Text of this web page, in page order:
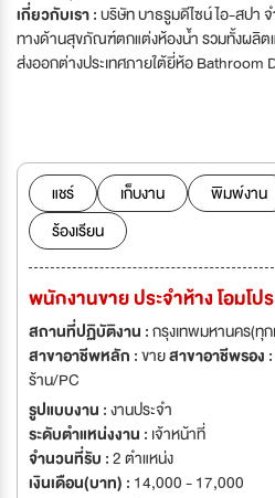
เกี่ยวกับเรา :บริษัท บาธรูมดีไซน์ ไอ-สปา
ทางด้านสุขภัณฑ์ตกแต่งห้องน้ำ รวมทั้งผลิตแ
ส่งออกต่างประเทศภายใต้ยี่ห้อ Bathroom
รางวัลหน่วยงานดีเด่นของชาติ ซึ่งขณะนี้บ
แชร์ เก็บงาน
พิมพ์งาน
ร้องเรียน
พนักงานขาย ประจำห้าง โอมโป
สถานที่ปฏิบัติงาน :กรุงเทพมหานคร(ทุก
สาขาอาชีพหลัก :ขายสาขาอาชีพรอง :
ร้าน/PC
รูปแบบงาน :งานประจำ
ระดับตำแหน่งงาน : เจ้าหน้าที่
จำนวนที่รับ :2 ตำแหน่ง
เงินเดือน(บาท) : 14,000 - 17,000